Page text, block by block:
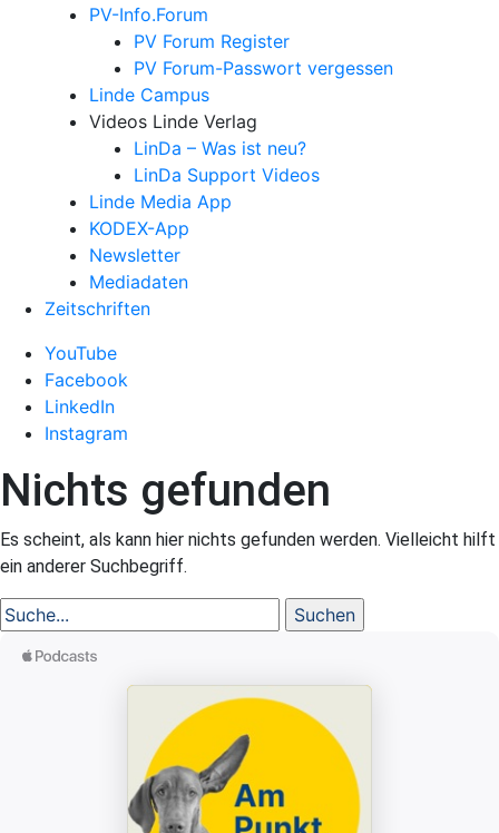
PV-Info.Forum
PV Forum Register
PV Forum-Passwort vergessen
Linde Campus
Videos Linde Verlag
LinDa – Was ist neu?
LinDa Support Videos
Linde Media App
KODEX-App
Newsletter
Mediadaten
Zeitschriften
YouTube
Facebook
LinkedIn
Instagram
Nichts gefunden
Es scheint, als kann hier nichts gefunden werden. Vielleicht hilft
ein anderer Suchbegriff.
Suche